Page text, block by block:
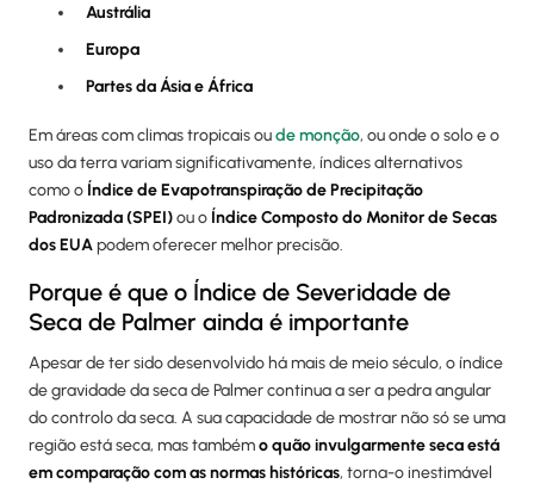
Austrália
Europa
Partes da Ásia e África
Em áreas com climas tropicais oude monção, ou onde o solo e o
uso da terra variam significativamente, índices alternativos
como o Índice de Evapotranspiração de Precipitação
Padronizada (SPEI)ou o Índice Composto do Monitor de Secas
dos EUApodem oferecer melhor precisão.
Porque é que o Índice de Severidade de
Seca de Palmer ainda é importante
Apesar de ter sido desenvolvido há mais de meio século, o índice
de gravidade da seca de Palmer continua a ser a pedra angular
do controlo da seca. A sua capacidade de mostrar não só se uma
região está seca, mas tambémo quão invulgarmente seca está
em comparação com as normas históricas, torna-o inestimável